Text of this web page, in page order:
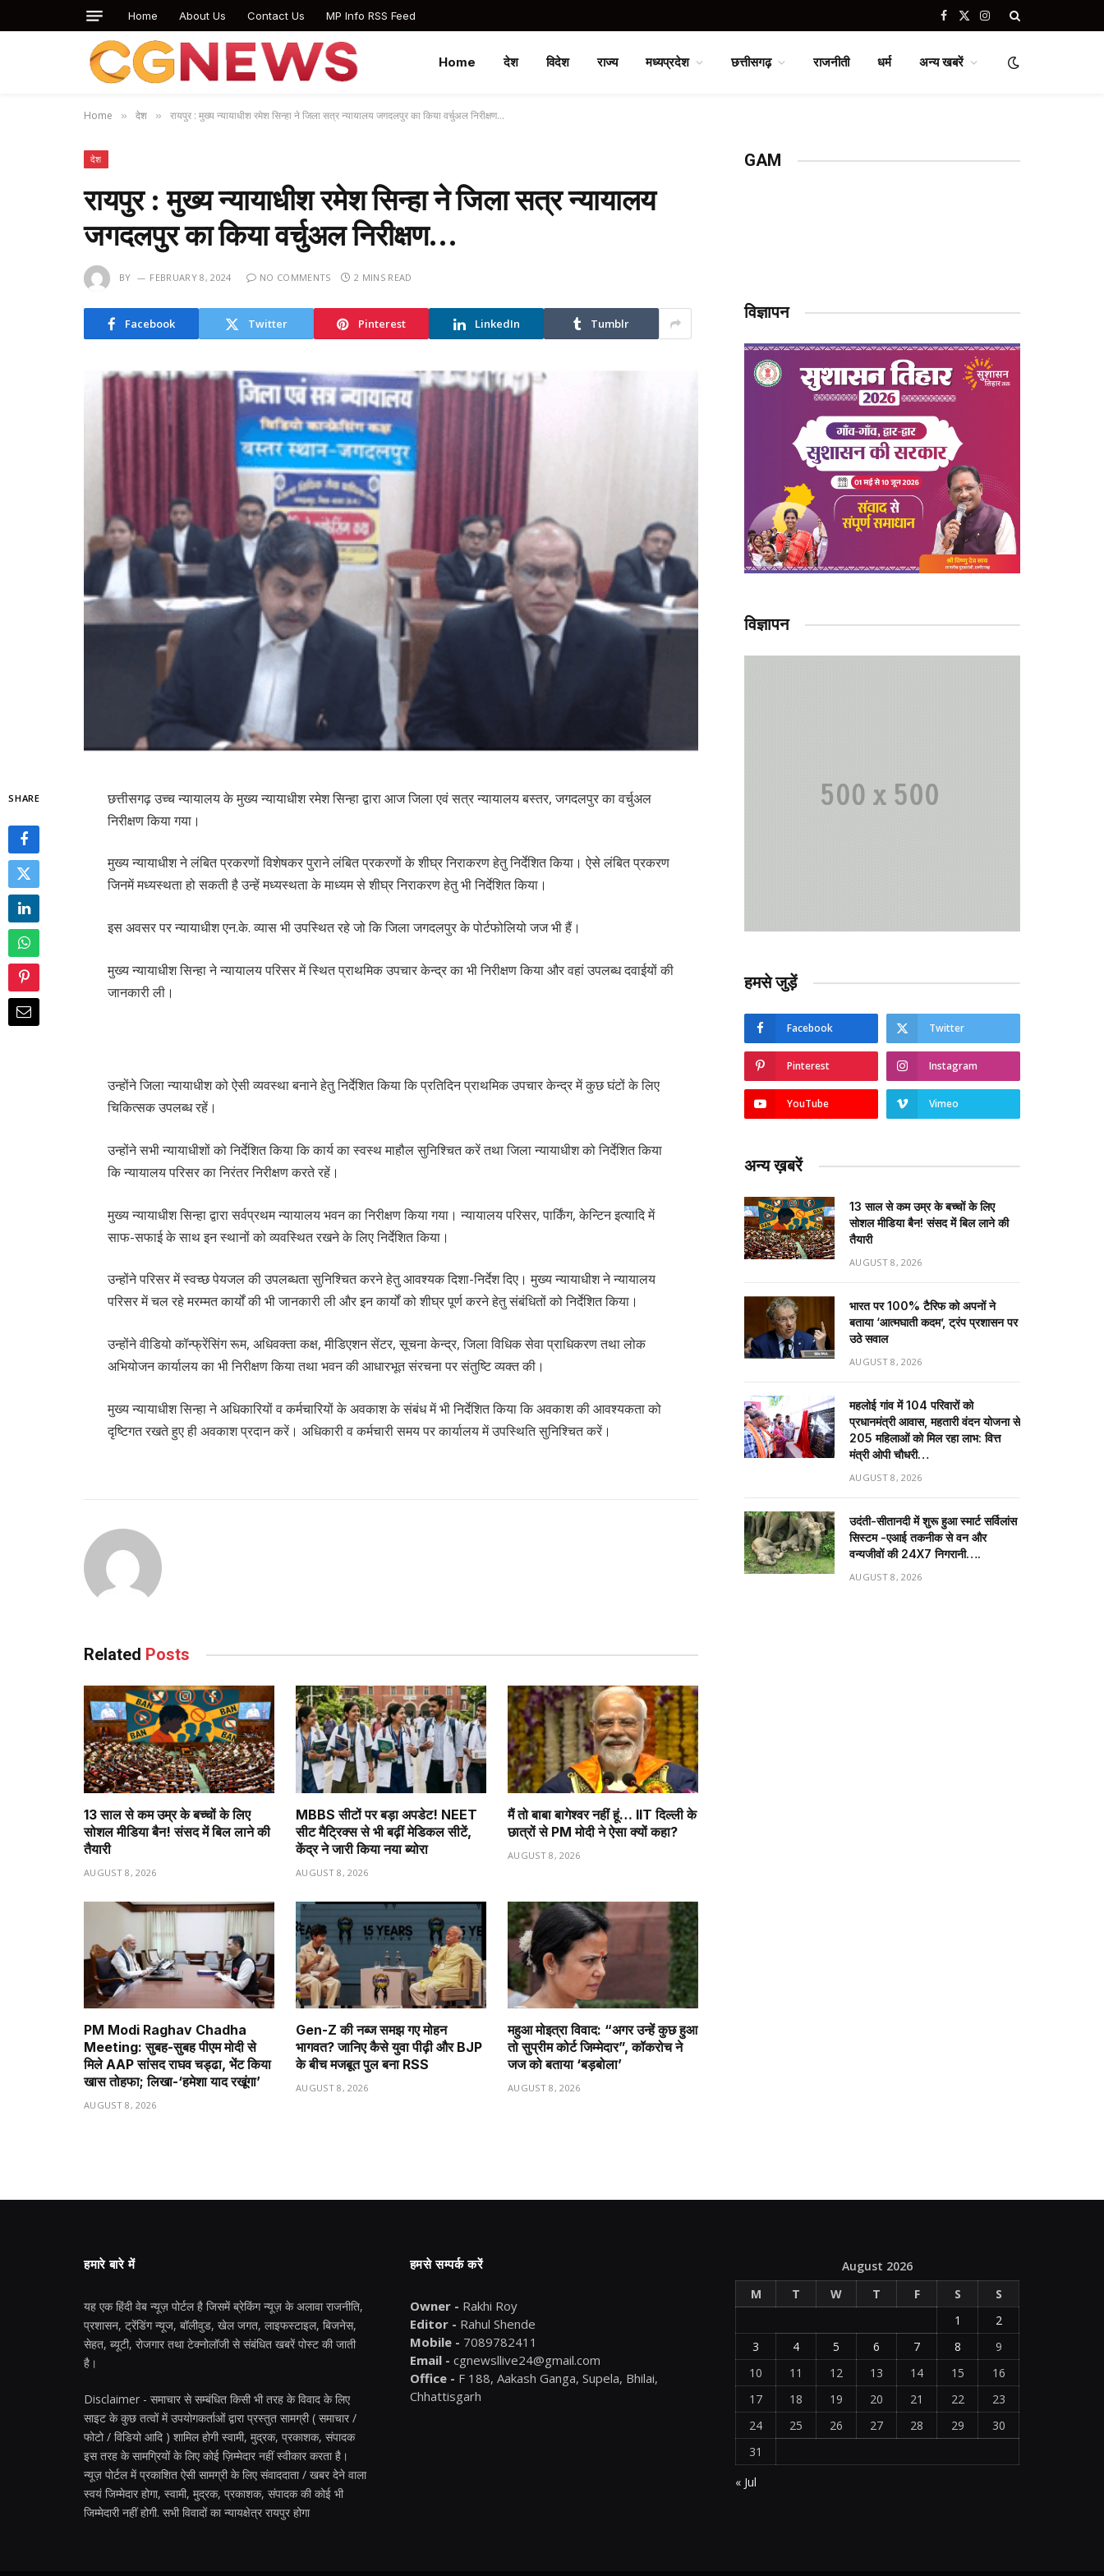
Home About Us Contact Us MP Info RSS Feed Facebook
X
Instagram
Home देश विदेश राज्य मध्यप्रदेश छत्तीसगढ़ राजनीती धर्म अन्य खबरें
Home » देश » रायपुर : मुख्य न्यायाधीश रमेश सिन्हा ने जिला सत्र न्यायालय जगदलपुर का किया वर्चुअल निरीक्षण…
देश
रायपुर : मुख्य न्यायाधीश रमेश सिन्हा ने जिला सत्र न्यायालय
जगदलपुर का किया वर्चुअल निरीक्षण…
BY FEBRUARY 8, 2024 NO COMMENTS 2 MINS READ
Facebook Twitter Pinterest LinkedIn Tumblr
SHARE
छत्तीसगढ़ उच्च न्यायालय के मुख्य न्यायाधीश रमेश सिन्हा द्वारा आज जिला एवं सत्र न्यायालय बस्तर, जगदलपुर का वर्चुअल
निरीक्षण किया गया।
मुख्य न्यायाधीश ने लंबित प्रकरणों विशेषकर पुराने लंबित प्रकरणों के शीघ्र निराकरण हेतु निर्देशित किया। ऐसे लंबित प्रकरण
जिनमें मध्यस्थता हो सकती है उन्हें मध्यस्थता के माध्यम से शीघ्र निराकरण हेतु भी निर्देशित किया।
इस अवसर पर न्यायाधीश एन.के. व्यास भी उपस्थित रहे जो कि जिला जगदलपुर के पोर्टफोलियो जज भी हैं।
मुख्य न्यायाधीश सिन्हा ने न्यायालय परिसर में स्थित प्राथमिक उपचार केन्द्र का भी निरीक्षण किया और वहां उपलब्ध दवाईयों की
जानकारी ली।
उन्होंने जिला न्यायाधीश को ऐसी व्यवस्था बनाने हेतु निर्देशित किया कि प्रतिदिन प्राथमिक उपचार केन्द्र में कुछ घंटों के लिए
चिकित्सक उपलब्ध रहें।
उन्होंने सभी न्यायाधीशों को निर्देशित किया कि कार्य का स्वस्थ माहौल सुनिश्चित करें तथा जिला न्यायाधीश को निर्देशित किया
कि न्यायालय परिसर का निरंतर निरीक्षण करते रहें।
मुख्य न्यायाधीश सिन्हा द्वारा सर्वप्रथम न्यायालय भवन का निरीक्षण किया गया। न्यायालय परिसर, पार्किंग, केन्टिन इत्यादि में
साफ-सफाई के साथ इन स्थानों को व्यवस्थित रखने के लिए निर्देशित किया।
उन्होंने परिसर में स्वच्छ पेयजल की उपलब्धता सुनिश्चित करने हेतु आवश्यक दिशा-निर्देश दिए। मुख्य न्यायाधीश ने न्यायालय
परिसर में चल रहे मरम्मत कार्यों की भी जानकारी ली और इन कार्यों को शीघ्र पूर्ण करने हेतु संबंधितों को निर्देशित किया।
उन्होंने वीडियो कॉन्फ्रेंसिंग रूम, अधिवक्ता कक्ष, मीडिएशन सेंटर, सूचना केन्द्र, जिला विधिक सेवा प्राधिकरण तथा लोक
अभियोजन कार्यालय का भी निरीक्षण किया तथा भवन की आधारभूत संरचना पर संतुष्टि व्यक्त की।
मुख्य न्यायाधीश सिन्हा ने अधिकारियों व कर्मचारियों के अवकाश के संबंध में भी निर्देशित किया कि अवकाश की आवश्यकता को
दृष्टिगत रखते हुए ही अवकाश प्रदान करें। अधिकारी व कर्मचारी समय पर कार्यालय में उपस्थिति सुनिश्चित करें।
Related Posts
13 साल से कम उम्र के बच्चों के लिए
सोशल मीडिया बैन! संसद में बिल लाने की
तैयारी
AUGUST 8, 2026
MBBS सीटों पर बड़ा अपडेट! NEET
सीट मैट्रिक्स से भी बढ़ीं मेडिकल सीटें,
केंद्र ने जारी किया नया ब्योरा
AUGUST 8, 2026
मैं तो बाबा बागेश्वर नहीं हूं… IIT दिल्ली के
छात्रों से PM मोदी ने ऐसा क्यों कहा?
AUGUST 8, 2026
PM Modi Raghav Chadha
Meeting: सुबह-सुबह पीएम मोदी से
मिले AAP सांसद राघव चड्ढा, भेंट किया
खास तोहफा; लिखा-‘हमेशा याद रखूंगा’
AUGUST 8, 2026
Gen-Z की नब्ज समझ गए मोहन
भागवत? जानिए कैसे युवा पीढ़ी और BJP
के बीच मजबूत पुल बना RSS
AUGUST 8, 2026
महुआ मोइत्रा विवाद: “अगर उन्हें कुछ हुआ
तो सुप्रीम कोर्ट जिम्मेदार”, कॉकरोच ने
जज को बताया ‘बड़बोला’
AUGUST 8, 2026
GAM
विज्ञापन
विज्ञापन
हमसे जुड़ें
Facebook Twitter
Pinterest Instagram
YouTube Vimeo
अन्य ख़बरें
13 साल से कम उम्र के बच्चों के लिए
सोशल मीडिया बैन! संसद में बिल लाने की
तैयारी
AUGUST 8, 2026
भारत पर 100% टैरिफ को अपनों ने
बताया ‘आत्मघाती कदम’, ट्रंप प्रशासन पर
उठे सवाल
AUGUST 8, 2026
महलोई गांव में 104 परिवारों को
प्रधानमंत्री आवास, महतारी वंदन योजना से
205 महिलाओं को मिल रहा लाभ: वित्त
मंत्री ओपी चौधरी…
AUGUST 8, 2026
उदंती-सीतानदी में शुरू हुआ स्मार्ट सर्विलांस
सिस्टम -एआई तकनीक से वन और
वन्यजीवों की 24X7 निगरानी….
AUGUST 8, 2026
हमारे बारे में
यह एक हिंदी वेब न्यूज़ पोर्टल है जिसमें ब्रेकिंग न्यूज़ के अलावा राजनीति,
प्रशासन, ट्रेंडिंग न्यूज, बॉलीवुड, खेल जगत, लाइफस्टाइल, बिजनेस,
सेहत, ब्यूटी, रोजगार तथा टेक्नोलॉजी से संबंधित खबरें पोस्ट की जाती
है।
Disclaimer - समाचार से सम्बंधित किसी भी तरह के विवाद के लिए
साइट के कुछ तत्वों में उपयोगकर्ताओं द्वारा प्रस्तुत सामग्री ( समाचार /
फोटो / विडियो आदि ) शामिल होगी स्वामी, मुद्रक, प्रकाशक, संपादक
इस तरह के सामग्रियों के लिए कोई ज़िम्मेदार नहीं स्वीकार करता है।
न्यूज़ पोर्टल में प्रकाशित ऐसी सामग्री के लिए संवाददाता / खबर देने वाला
स्वयं जिम्मेदार होगा, स्वामी, मुद्रक, प्रकाशक, संपादक की कोई भी
जिम्मेदारी नहीं होगी. सभी विवादों का न्यायक्षेत्र रायपुर होगा
हमसे सम्पर्क करें
Owner - Rakhi Roy
Editor - Rahul Shende
Mobile - 7089782411
Email - cgnewsllive24@gmail.com
Office - F 188, Aakash Ganga, Supela, Bhilai,
Chhattisgarh
August 2026
M
T W T F S
S
1
2
3
4 5 6 7 8
9
10
11 12 13 14 15
16
17
18 19 20 21 22
23
24
25 26 27 28 29
30
31
« Jul